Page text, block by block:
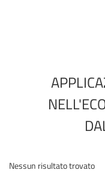
Nessun risultato trovato